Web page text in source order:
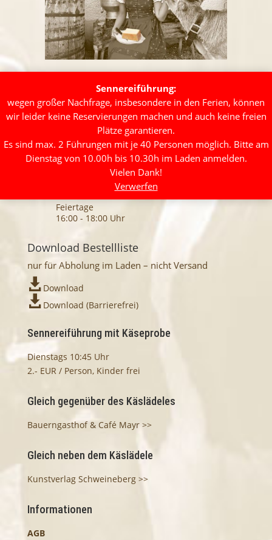
Sennereiführung:
wegen großer Nachfrage, insbesondere in den Ferien, können
wir leider keine Reservierungen machen und auch keine freien
Plätze garantieren.
Es sind max. 2 Führungen mit je 40 Personen möglich. Bitte am
Dienstag von 10.00h bis 10.30h im Laden anmelden.
Vielen Dank!
Verwerfen
Öffnungszeiten

Sonntag geschlossen
Montags-Donnerstag
08:00 - 11:30 Uhr
17:30 - 19:00 Uhr
Freitag und Samstag
08:00 - 11:30 Uhr
16:00 - 18:00 Uhr
Feiertage
16:00 - 18:00 Uhr
Download Bestellliste
nur für Abholung im Laden – nicht Versand
 Download
 Download (Barrierefrei)
Sennereiführung mit Käseprobe
Dienstags 10:45 Uhr
2.- EUR / Person, Kinder frei
Gleich gegenüber des Käslädeles
Bauerngasthof & Café Mayr >>
Gleich neben dem Käslädele
Kunstverlag Schweineberg >>
Informationen
AGB